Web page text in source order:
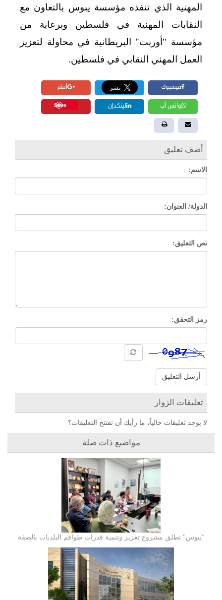
المهنية الذي تنفذه مؤسسة يبوس بالتعاون مع
النقابات المهنية في فلسطين وبرعاية من
مؤسسة "أوربت" البريطانية في محاولة لتعزيز
العمل المهني النقابي في فلسطين.
فيسبوك أنشر
واتس آب لينكدإن Save
أضف تعليق
الاسم:
الدولة/ العنوان:
نص التعليق:
رمز التحقق:
أرسل التعليق
تعليقات الزوار
لا يوجد تعليقات حالياً، ما رأيك أن تفتتح التعليقات؟
مواضيع ذات صلة
"يبوس" تطلق مشروع تعزيز وتنمية قدرات طواقم البلديات بالضفة